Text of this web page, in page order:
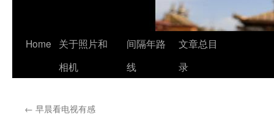
Skip
Home
关于照片和
相机
间隔年路
线
文章总目
录
← 早晨看电视有感